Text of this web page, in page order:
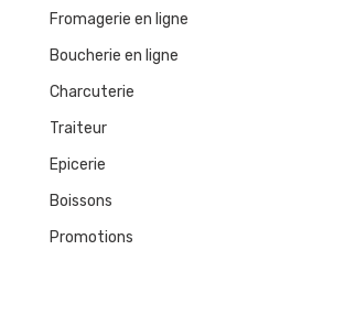
Fromagerie en ligne
Boucherie en ligne
Charcuterie
Traiteur
Epicerie
Boissons
Promotions